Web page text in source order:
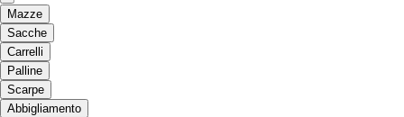
Mazze
Sacche
Carrelli
Palline
Scarpe
Abbigliamento